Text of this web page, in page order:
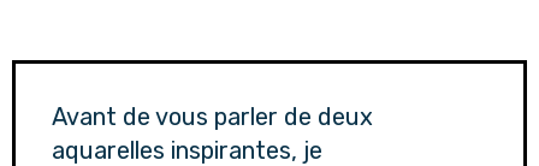
Avant de vous parler de deux
aquarelles inspirantes, je